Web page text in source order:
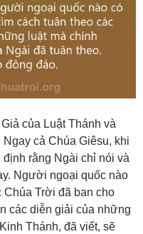
của Luật Thánh và
cả Chúa Giêsu, khi
rằng Ngài chỉ nói và
Người ngoại quốc nào
Trời đã ban cho
các diễn giải của những
Thánh, đã viết, sẽ